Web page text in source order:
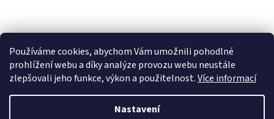
Používáme cookies, abychom Vám umožnili pohodlné
prohlížení webu a díky analýze provozu webu neustále
zlepšovali jeho funkce, výkon a použitelnost.Více informací
Nastavení
Vytvořil Shoptet